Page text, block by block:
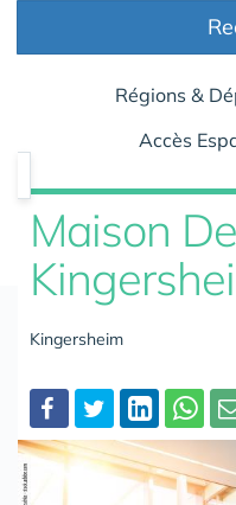
Régions &
Accès
Maison
Kingersheim
Partager